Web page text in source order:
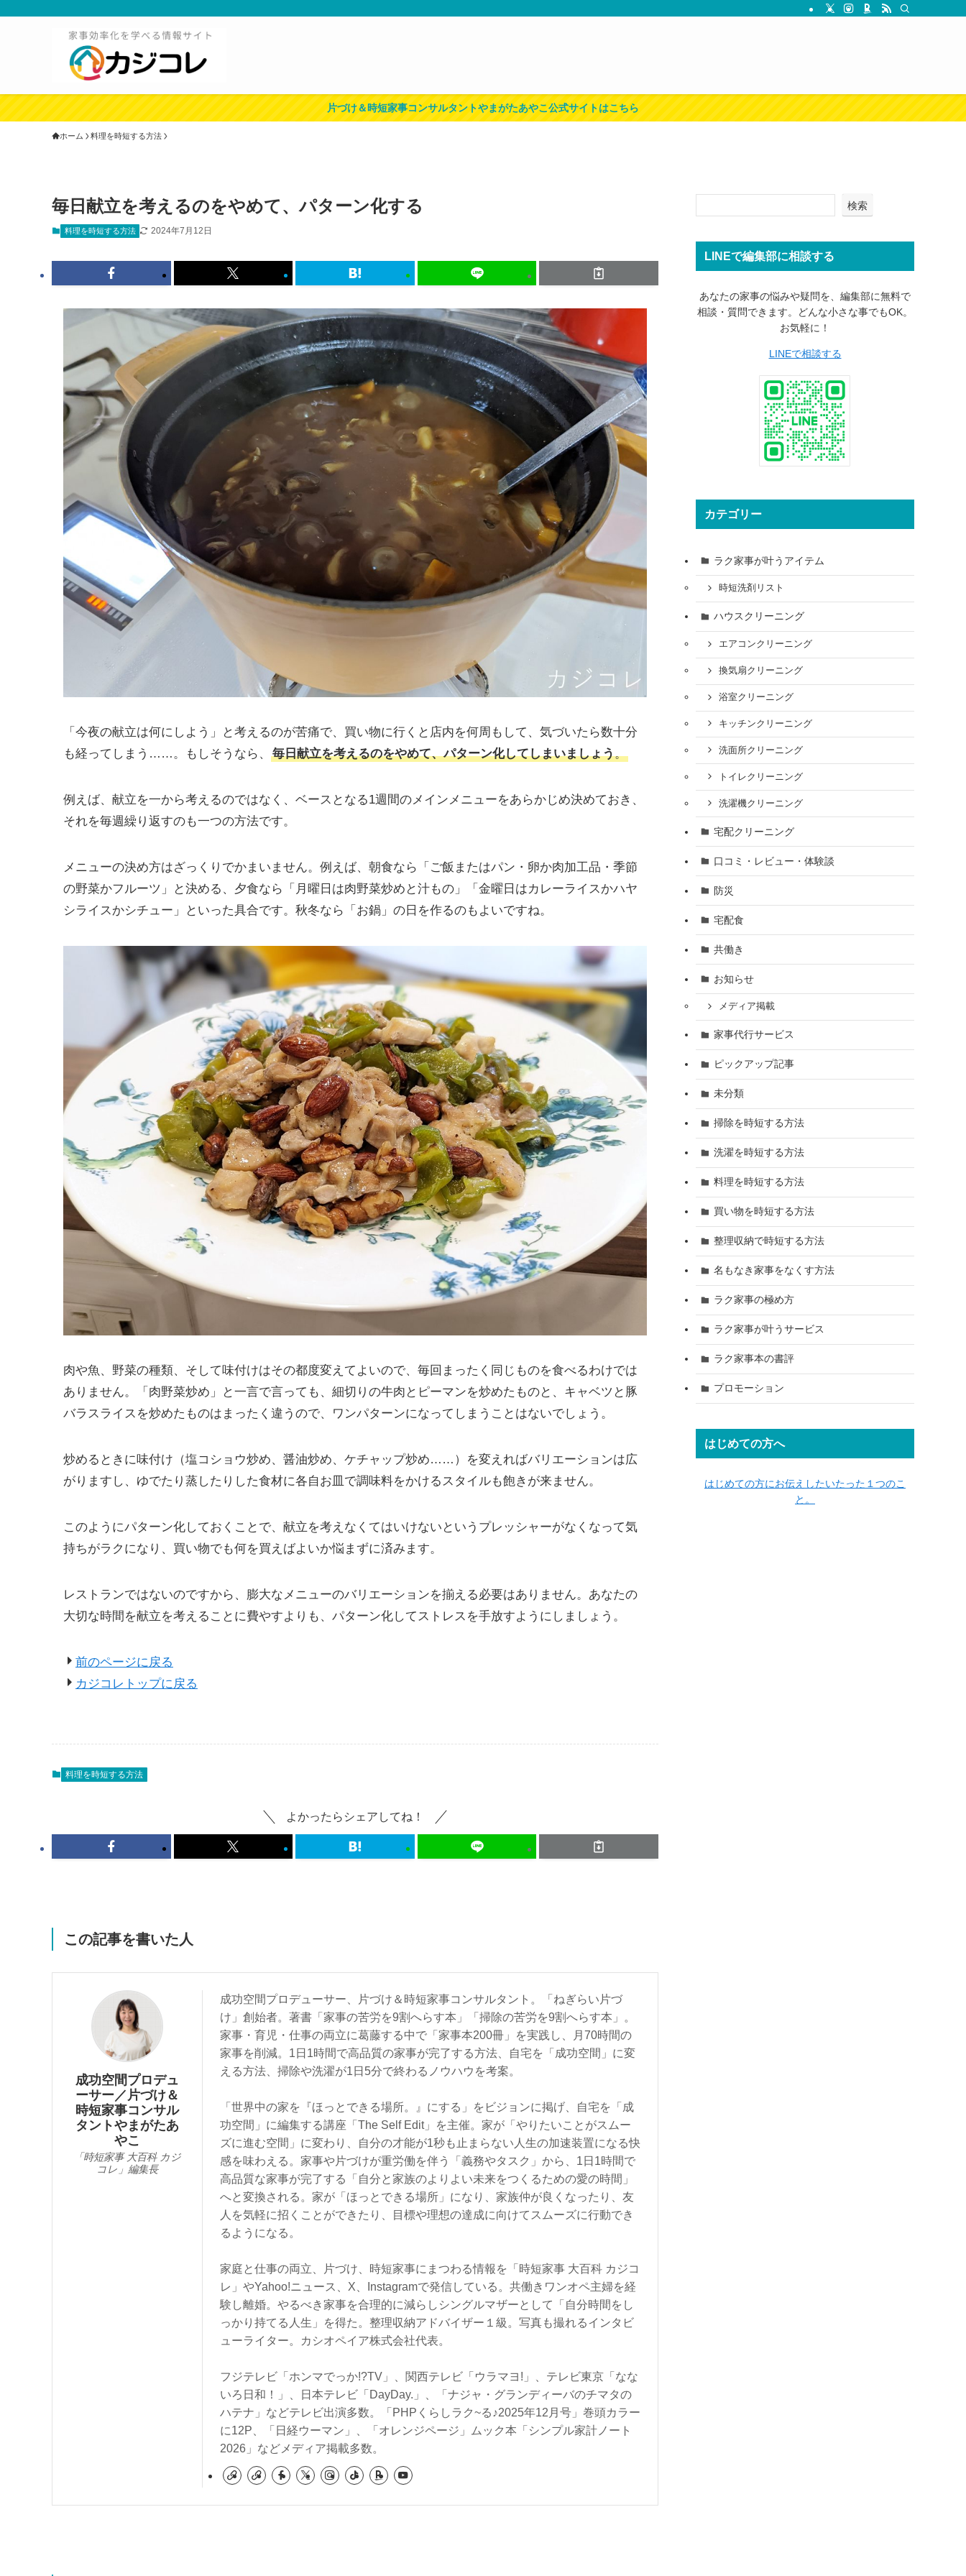
片づけ＆時短家事コンサルタントやまがたあやこ公式サイトはこちら
ホーム 料理を時短する方法
毎日献立を考えるのをやめて、パターン化する
料理を時短する方法 2024年7月12日
「今夜の献立は何にしよう」と考えるのが苦痛で、買い物に行くと店内を何周もして、気づいたら数十分
も経ってしまう……。もしそうなら、
毎日献立を考えるのをやめて、パターン化してしまいましょう。
例えば、献立を一から考えるのではなく、ベースとなる1週間のメインメニューをあらかじめ決めておき、
それを毎週繰り返すのも一つの方法です。
メニューの決め方はざっくりでかまいません。例えば、朝食なら「ご飯またはパン・卵か肉加工品・季節
の野菜かフルーツ」と決める、夕食なら「月曜日は肉野菜炒めと汁もの」「金曜日はカレーライスかハヤ
シライスかシチュー」といった具合です。秋冬なら「お鍋」の日を作るのもよいですね。
肉や魚、野菜の種類、そして味付けはその都度変えてよいので、毎回まったく同じものを食べるわけでは
ありません。「肉野菜炒め」と一言で言っても、細切りの牛肉とピーマンを炒めたものと、キャベツと豚
バラスライスを炒めたものはまったく違うので、ワンパターンになってしまうことはないでしょう。
炒めるときに味付け（塩コショウ炒め、醤油炒め、ケチャップ炒め……）を変えればバリエーションは広
がりますし、ゆでたり蒸したりした食材に各自お皿で調味料をかけるスタイルも飽きが来ません。
このようにパターン化しておくことで、献立を考えなくてはいけないというプレッシャーがなくなって気
持ちがラクになり、買い物でも何を買えばよいか悩まずに済みます。
レストランではないのですから、膨大なメニューのバリエーションを揃える必要はありません。あなたの
大切な時間を献立を考えることに費やすよりも、パターン化してストレスを手放すようにしましょう。
前のページに戻る
カジコレトップに戻る
料理を時短する方法
よかったらシェアしてね！
この記事を書いた人
成功空間プロデュ
ーサー／片づけ＆
時短家事コンサル
タントやまがたあ
やこ
「時短家事 大百科 カジ
コレ」編集長
成功空間プロデューサー、片づけ＆時短家事コンサルタント。「ねぎらい片づ
け」創始者。著書「家事の苦労を9割へらす本」「掃除の苦労を9割へらす本」。
家事・育児・仕事の両立に葛藤する中で「家事本200冊」を実践し、月70時間の
家事を削減。1日1時間で高品質の家事が完了する方法、自宅を「成功空間」に変
える方法、掃除や洗濯が1日5分で終わるノウハウを考案。
「世界中の家を『ほっとできる場所。』にする」をビジョンに掲げ、自宅を「成
功空間」に編集する講座「The Self Edit」を主催。家が「やりたいことがスムー
ズに進む空間」に変わり、自分の才能が1秒も止まらない人生の加速装置になる快
感を味わえる。家事や片づけが重労働を伴う「義務やタスク」から、1日1時間で
高品質な家事が完了する「自分と家族のよりよい未来をつくるための愛の時間」
へと変換される。家が「ほっとできる場所」になり、家族仲が良くなったり、友
人を気軽に招くことができたり、目標や理想の達成に向けてスムーズに行動でき
るようになる。
家庭と仕事の両立、片づけ、時短家事にまつわる情報を「時短家事 大百科 カジコ
レ」やYahoo!ニュース、X、Instagramで発信している。共働きワンオペ主婦を経
験し離婚。やるべき家事を合理的に減らしシングルマザーとして「自分時間をし
っかり持てる人生」を得た。整理収納アドバイザー１級。写真も撮れるインタビ
ューライター。カシオペイア株式会社代表。
フジテレビ「ホンマでっか!?TV」、関西テレビ「ウラマヨ!」、テレビ東京「なな
いろ日和！」、日本テレビ「DayDay.」、「ナジャ・グランディーバのチマタの
ハテナ」などテレビ出演多数。「PHPくらしラク~る♪2025年12月号」巻頭カラー
に12P、「日経ウーマン」、「オレンジページ」ムック本「シンプル家計ノート
2026」などメディア掲載多数。
検索
LINEで編集部に相談する
あなたの家事の悩みや疑問を、編集部に無料で
相談・質問できます。どんな小さな事でもOK。
お気軽に！
LINEで相談する
カテゴリー
ラク家事が叶うアイテム
時短洗剤リスト
ハウスクリーニング
エアコンクリーニング
換気扇クリーニング
浴室クリーニング
キッチンクリーニング
洗面所クリーニング
トイレクリーニング
洗濯機クリーニング
宅配クリーニング
口コミ・レビュー・体験談
防災
宅配食
共働き
お知らせ
メディア掲載
家事代行サービス
ピックアップ記事
未分類
掃除を時短する方法
洗濯を時短する方法
料理を時短する方法
買い物を時短する方法
整理収納で時短する方法
名もなき家事をなくす方法
ラク家事の極め方
ラク家事が叶うサービス
ラク家事本の書評
プロモーション
はじめての方へ
はじめての方にお伝えしたいたった１つのこ
と。